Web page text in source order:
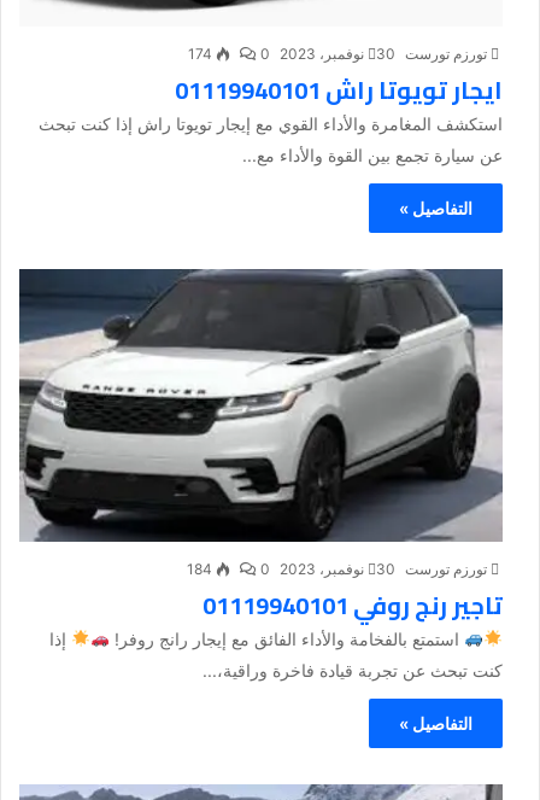
تورزم تورست 30 نوفمبر، 2023 0
174
ايجار تويوتا راش 01119940101
استكشف المغامرة والأداء القوي مع إيجار تويوتا راش إذا كنت تبحث
عن سيارة تجمع بين القوة والأداء مع...
التفاصيل »
تورزم تورست 30 نوفمبر، 2023 0
184
تاجير رنج روفي 01119940101
استمتع بالفخامة والأداء الفائق مع إيجار رانج روفر!
إذا
كنت تبحث عن تجربة قيادة فاخرة وراقية،...
التفاصيل »